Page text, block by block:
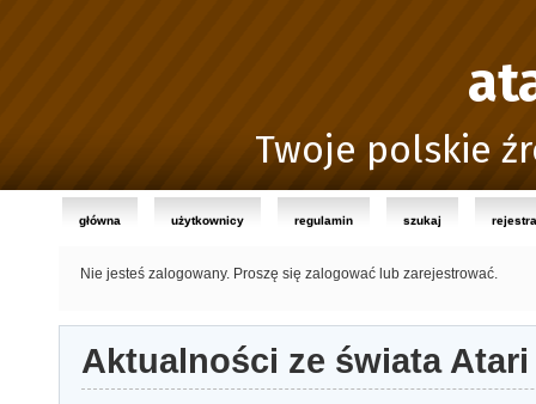
Twoje polskie
główna użytkownicy regulamin szukaj
Nie jesteś zalogowany. Proszę się zalogować lub zarejestrować.
Aktualności ze świata Atari